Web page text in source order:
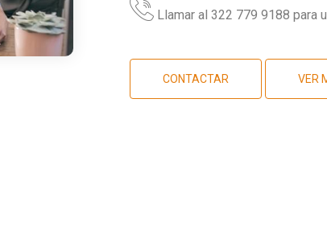
Llamar al 322 779 9188 para
CONTACTAR VER